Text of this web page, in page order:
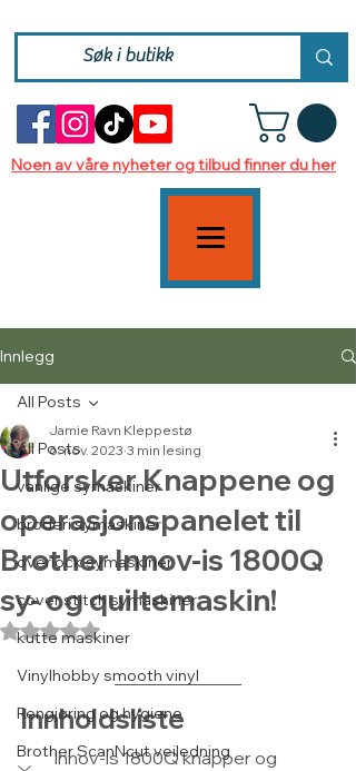
Noen av våre nyheter og tilbud finner du her
Innlegg
All Posts
vanlige symaskiner
broderi symaskiner
overlock symaskiner
cover stitch symaskiner
kutte maskiner
Vinylhobby smooth vinyl
Rengjøring og hygiene
Brother ScanNcut veiledning
All Posts
Utforsker Knappene og
operasjonspanelet til
Brother Innov-is 1800Q
sy- og quiltemaskin!
Jamie Ravn Kleppestø
6. nov. 2023 3 min lesing
Gitt NaN av 5 stjerner.
Innholdsliste
Innov-is 1800Q knapper og